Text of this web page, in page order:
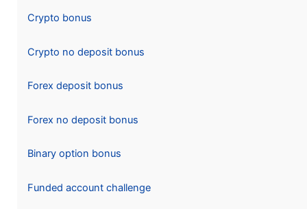
Crypto bonus
Crypto no deposit bonus
Forex deposit bonus
Forex no deposit bonus
Binary option bonus
Funded account challenge